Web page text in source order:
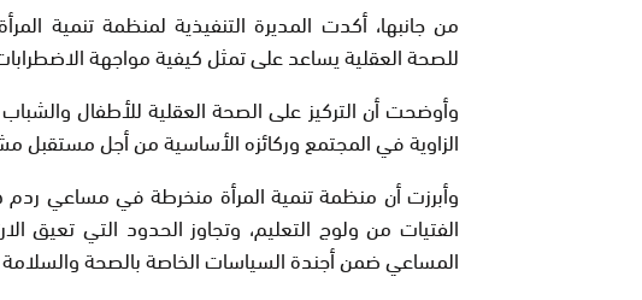
من جانبها، أكدت المديرة التنفيذية لمنظمة تنمية
للصحة العقلية يساعد على تمثل كيفية مواجهة
وأوضحت أن التركيز على الصحة العقلية للأطفال
الزاوية في المجتمع وركائزه الأساسية من أجل مستقبل
وأبرزت أن منظمة تنمية المرأة منخرطة في مساعي
الفتيات من ولوج التعليم، وتجاوز الحدود التي تعيق
المساعي ضمن أجندة السياسات الخاصة بالصحة